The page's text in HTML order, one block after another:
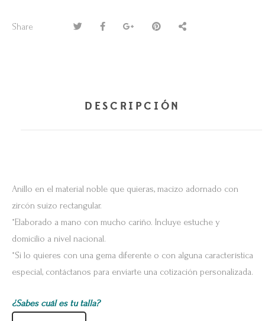
Share
DESCRIPCIÓN
Anillo en el material noble que quieras, macizo adornado con
zircón suizo rectangular.
*Elaborado a mano con mucho cariño. Incluye estuche y
domicilio a nivel nacional.
*Si lo quieres con una gema diferente o con alguna característica
especial, contáctanos para enviarte una cotización personalizada.
¿Sabes cuál es tu talla?